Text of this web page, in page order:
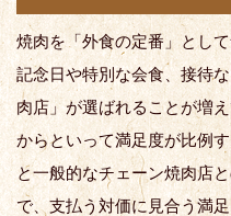
焼肉を「外食の定番」とし
記念日や特別な会食、接待
肉店」が選ばれることが増
からといって満足度が比例
と一般的なチェーン焼肉店
で、支払う対価に見合う満